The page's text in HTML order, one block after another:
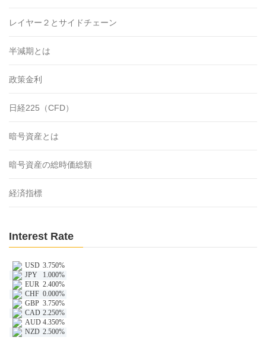
レイヤー２とサイドチェーン
半減期とは
政策金利
日経225（CFD）
暗号資産とは
暗号資産の総時価総額
経済指標
Interest Rate